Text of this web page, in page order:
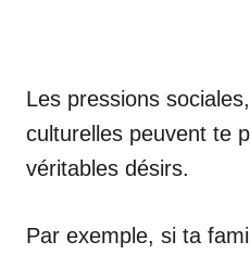
Les pressions
culturelles peuvent te
véritables désirs.
Par exemple, si ta